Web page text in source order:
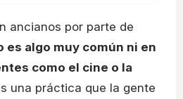
ancianos por parte de
es algo muy común ni en
como el cine o la
una práctica que la gente